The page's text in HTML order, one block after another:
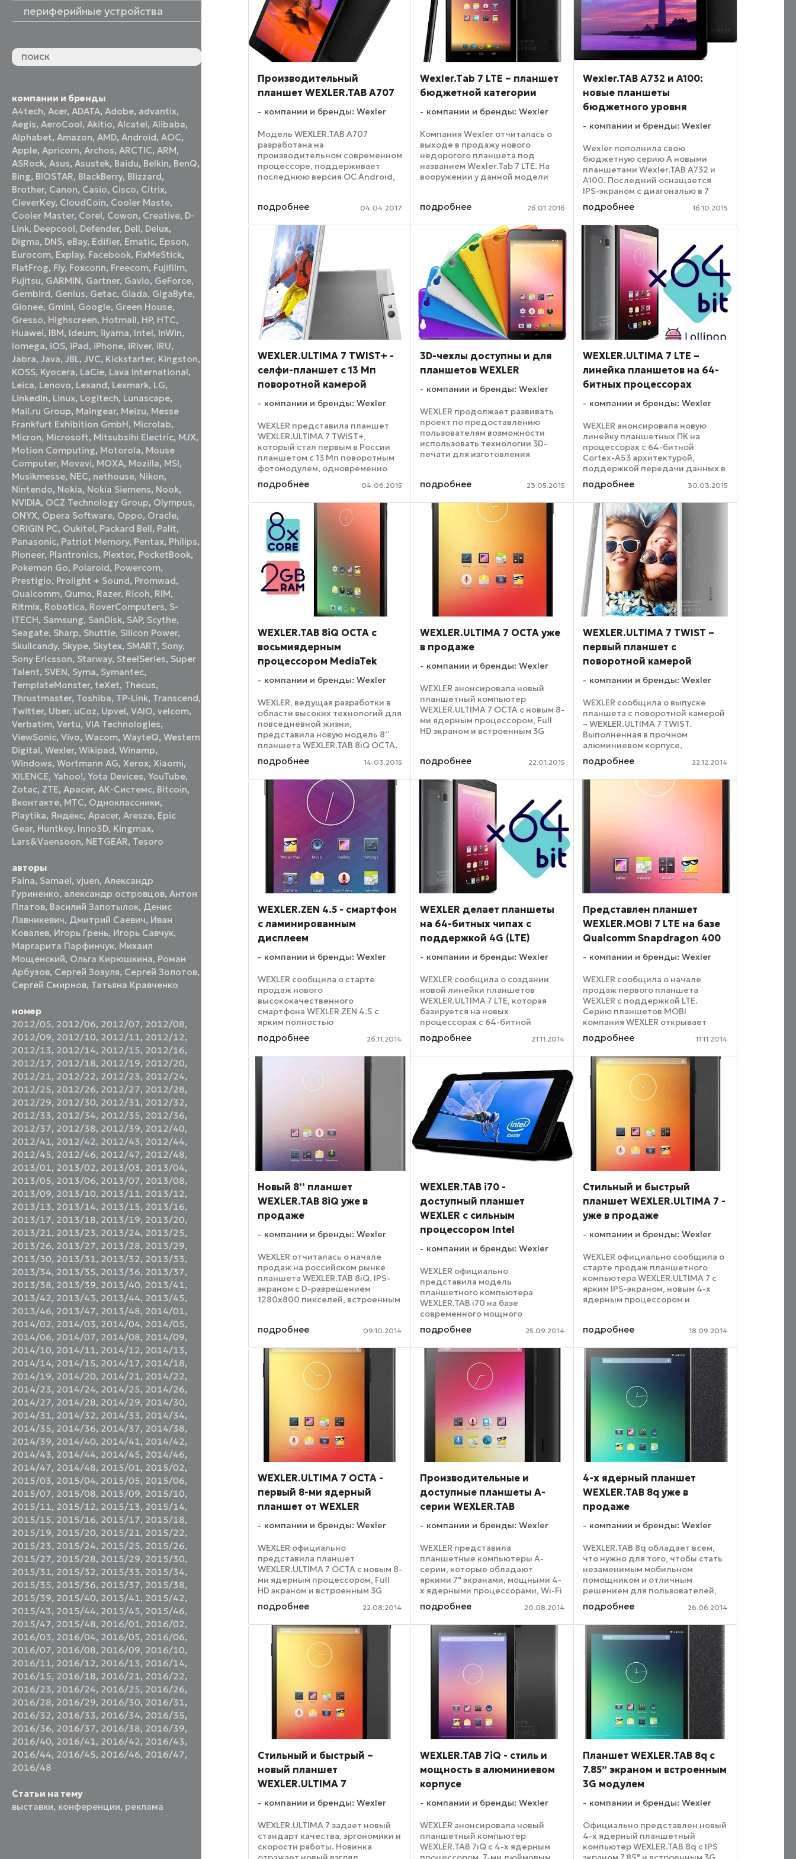
периферийные устройства
компании и бренды
A4tech,Acer,ADATA,Adobe, advantix,
Aegis,AeroCool,Akitio,Alcatel,Alibaba,
Alphabet,Amazon,AMD,Android,AOC,
Apple,Apricorn,Archos,ARCTIC,ARM,
ASRock,Asus,Asustek, Baidu, Belkin, BenQ,
Bing, BIOSTAR, BlackBerry, Blizzard,
Brother, Canon, Casio, Cisco, Citrix,
CleverKey, CloudCoin, Cooler Maste,
Cooler Master, Corel, Cowon, Creative, D-
Link, Deepcool, Defender, Dell, Delux,
Digma, DNS, eBay, Edifier, Ematic, Epson,
Eurocom, Explay, Facebook, FixMeStick,
FlatFrog, Fly, Foxconn, Freecom, Fujifilm,
Fujitsu, GARMIN, Gartner, Gavio, GeForce,
Gembird, Genius, Getac, Giada, GigaByte,
Gionee, Gmini, Google, Green House,
Gresso, Highscreen, Hotmail, HP, HTC,
Huawei, IBM, Ideum, iiyama, Intel, InWin,
Iomega, iOS, iPad, iPhone, iRiver, iRU,
Jabra,Java,JBL,JVC, Kickstarter, Kingston,
KOSS, Kyocera, LaCie, Lava International,
Leica, Lenovo, Lexand, Lexmark, LG,
LinkedIn, Linux, Logitech, Lunascape,
Mail.ru Group, Maingear, Meizu, Messe
Frankfurt Exhibition GmbH, Microlab,
Micron, Microsoft, Mitsubsihi Electric, MJX,
Motion Computing, Motorola, Mouse
Computer, Movavi, MOXA, Mozilla, MSI,
Musikmesse, NEC, nethouse, Nikon,
Nintendo, Nokia, Nokia Siemens, Nook,
NVIDIA, OCZ Technology Group, Olympus,
ONYX, Opera Software, Oppo, Oracle,
ORIGIN PC, Oukitel, Packard Bell, Palit,
Panasonic, Patriot Memory, Pentax, Philips,
Pioneer, Plantronics, Plextor, PocketBook,
Pokemon Go, Polaroid, Powercom,
Prestigio, Prolight + Sound, Promwad,
Qualcomm, Qumo, Razer, Ricoh, RIM,
Ritmix, Robotica, RoverComputers, S-
iTECH, Samsung, SanDisk, SAP, Scythe,
Seagate, Sharp, Shuttle, Silicon Power,
Skullcandy, Skype, Skytex, SMART, Sony,
Sony Ericsson, Starway, SteelSeries, Super
Talent, SVEN, Syma, Symantec,
TemplateMonster,teXet, Thecus,
Thrustmaster, Toshiba, TP-Link, Transcend,
Twitter, Uber, uCoz, Upvel,VAIO,velcom,
Verbatim,Vertu,VIA Technologies,
ViewSonic,Vivo,Wacom,WayteQ,Western
Digital,Wexler,Wikipad,Winamp,
Windows,Wortmann AG,Xerox,Xiaomi,
XILENCE,Yahoo!,Yota Devices,YouTube,
Zotac, ZTE,Аpacer,АК-Системс, Вitcoin,
Вконтакте, МТС, Одноклассники,
Playtika, Яндекс,Apacer,Aresze, Epic
Gear, Huntkey, Inno3D, Kingmax,
Lars&Vaensoon, NETGEAR, Tesoro
авторы
Faina, Samael,vjuen,Александр
Гуриненко, александр островцов,Антон
Платов, Василий Запотылок, Денис
Лавникевич, Дмитрий Саевич, Иван
Ковалев, Игорь Грень, Игорь Савчук,
Маргарита Парфинчук, Михаил
Мощенский, Ольга Кирюшкина, Роман
Арбузов, Сергей Зозуля, Сергей Золотов,
Сергей Смирнов, Татьяна Кравченко
номер
2012/05, 2012/06, 2012/07, 2012/08,
2012/09, 2012/10, 2012/11, 2012/12,
2012/13, 2012/14, 2012/15, 2012/16,
2012/17, 2012/18, 2012/19, 2012/20,
2012/21, 2012/22, 2012/23, 2012/24,
2012/25, 2012/26, 2012/27, 2012/28,
2012/29, 2012/30, 2012/31, 2012/32,
2012/33, 2012/34, 2012/35, 2012/36,
2012/37, 2012/38, 2012/39, 2012/40,
2012/41, 2012/42, 2012/43, 2012/44,
2012/45, 2012/46, 2012/47, 2012/48,
2013/01, 2013/02, 2013/03, 2013/04,
2013/05, 2013/06, 2013/07, 2013/08,
2013/09, 2013/10, 2013/11, 2013/12,
2013/13, 2013/14, 2013/15, 2013/16,
2013/17, 2013/18, 2013/19, 2013/20,
2013/21, 2013/23, 2013/24, 2013/25,
2013/26, 2013/27, 2013/28, 2013/29,
2013/30, 2013/31, 2013/32, 2013/33,
2013/34, 2013/35, 2013/36, 2013/37,
2013/38, 2013/39, 2013/40, 2013/41,
2013/42, 2013/43, 2013/44, 2013/45,
2013/46, 2013/47, 2013/48, 2014/01,
2014/02, 2014/03, 2014/04, 2014/05,
2014/06, 2014/07, 2014/08, 2014/09,
2014/10, 2014/11, 2014/12, 2014/13,
2014/14, 2014/15, 2014/17, 2014/18,
2014/19, 2014/20, 2014/21, 2014/22,
2014/23, 2014/24, 2014/25, 2014/26,
2014/27, 2014/28, 2014/29, 2014/30,
2014/31, 2014/32, 2014/33, 2014/34,
2014/35, 2014/36, 2014/37, 2014/38,
2014/39, 2014/40, 2014/41, 2014/42,
2014/43, 2014/44, 2014/45, 2014/46,
2014/47, 2014/48, 2015/01, 2015/02,
2015/03, 2015/04, 2015/05, 2015/06,
2015/07, 2015/08, 2015/09, 2015/10,
2015/11, 2015/12, 2015/13, 2015/14,
2015/15, 2015/16, 2015/17, 2015/18,
2015/19, 2015/20, 2015/21, 2015/22,
2015/23, 2015/24, 2015/25, 2015/26,
2015/27, 2015/28, 2015/29, 2015/30,
2015/31, 2015/32, 2015/33, 2015/34,
2015/35, 2015/36, 2015/37, 2015/38,
2015/39, 2015/40, 2015/41, 2015/42,
2015/43, 2015/44, 2015/45, 2015/46,
2015/47, 2015/48, 2016/01, 2016/02,
2016/03, 2016/04, 2016/05, 2016/06,
2016/07, 2016/08, 2016/09, 2016/10,
2016/11, 2016/12, 2016/13, 2016/14,
2016/15, 2016/18, 2016/21, 2016/22,
2016/23, 2016/24, 2016/25, 2016/26,
2016/28, 2016/29, 2016/30, 2016/31,
2016/32, 2016/33, 2016/34, 2016/35,
2016/36, 2016/37, 2016/38, 2016/39,
2016/40, 2016/41, 2016/42, 2016/43,
2016/44, 2016/45, 2016/46, 2016/47,
2016/48
Статьи на тему
выставки, конференции, реклама
Производительный
планшет WEXLER.TAB A707
компании и бренды: Wexler
Модель WEXLER.TAB A707
разработана на
производительном современном
процессоре, поддерживает
последнюю версия ОС Android,
видеозвонков и съемки фото и
производительным ...
подробнее 04.04.2017
Wexler.Tab 7 LTE – планшет
бюджетной категории
компании и бренды: Wexler
Компания Wexler отчиталась о
выходе в продажу нового
недорогого планшета под
названием Wexler.Tab 7 LTE. На
вооружении у данной модели
разрешение дисплея составляет
подробнее 26.01.2016
Wexler.TAB A732 и A100:
новые планшеты
бюджетного уровня
компании и бренды: Wexler
Wexler пополнила свою
бюджетную серию A новыми
планшетами Wexler.TAB A732 и
A100. Последний оснащается
IPS-экраном с диагональю в 7
дюймов, также планшет
обладает 1 Гб оперативной
памяти и 8 Гб памяти встроенной,
предназначенной для хранения
файлов. ...
подробнее 16.10.2015
WEXLER.ULTIMA 7 TWIST+ -
селфи-планшет с 13 Мп
поворотной камерой
компании и бренды: Wexler
WEXLER представила планшет
WEXLER.ULTIMA 7 TWIST+,
который стал первым в России
планшетом с 13 Мп поворотным
фотомодулем, одновременно
исполняющем роль как
фронтальной, так и основной
камеры. Если раньше
большинству активных
пользователей ...
подробнее 04.06.2015
3D-чехлы доступны и для
планшетов WEXLER
компании и бренды: Wexler
WEXLER продолжает развивать
проект по предоставлению
пользователям возможности
использовать технологии 3D-
печати для изготовления
апреле текущего года с чехла
подробнее 23.05.2015
WEXLER.ULTIMA 7 LTE –
линейка планшетов на 64-
битных процессорах
компании и бренды: Wexler
WEXLER анонсировала новую
линейку планшетных ПК на
процессорах с 64-битной
Cortex-A53 архитектурой,
поддержкой передачи данных в
сетях 4G (LTE) и новой версией
OS Android 5.0 Lollipop. Впервые
модель была представлена в
марте этого года на ежегодной ...
подробнее 30.03.2015
WEXLER.TAB 8iQ OCTA с
восьмиядерным
процессором MediaTek
компании и бренды: Wexler
WEXLER, ведущая разработки в
области высоких технологий для
повседневной жизни,
представила новую модель 8’’
планшета WEXLER.TAB 8iQ OCTA.
Новинка была впервые
анонсирована на стенде WEXLER
2 марта в рамках ежегодной
международной выставке Mobile
...
подробнее 14.03.2015
WEXLER.ULTIMA 7 OCTA уже
в продаже
компании и бренды: Wexler
WEXLER анонсировала новый
планшетный компьютер
WEXLER.ULTIMA 7 OCTA с новым 8-
ми ядерным процессором, Full
HD экраном и встроенным 3G
2 Гб оперативной памяти,
подробнее 22.01.2015
WEXLER.ULTIMA 7 TWIST –
первый планшет с
поворотной камерой
компании и бренды: Wexler
WEXLER сообщила о выпуске
планшета с поворотной камерой
– WEXLER.ULTIMA 7 TWIST.
Выполненная в прочном
алюминиевом корпусе,
WEXLER.ULTIMA 7 TWIST обладает
ярким IPS экраном, 4-х ядерным
процессором MediaTek,
встроенным 3G модулем с
поддержкой 2-х ...
подробнее 22.12.2014
WEXLER.ZEN 4.5 - смартфон
с ламинированным
дисплеем
компании и бренды: Wexler
WEXLER сообщила о старте
продаж нового
высококачественного
смартфона WEXLER ZEN 4.5 с
ярким полностью
ламинированным IPS-экраном
диагональю 4,5 дюйма, мощным
четырехъядерным
встроенными камерами и
поддержкой двух активных ...
подробнее 26.11.2014
WEXLER делает планшеты
на 64-битных чипах с
поддержкой 4G (LTE)
компании и бренды: Wexler
WEXLER сообщила о создании
новой линейки планшетов
WEXLER.ULTIMA 7 LTE, которая
базируется на новых
процессорах с 64-битной
Cortex-A53 архитектурой от
MEDIATEK. Частота нового 64-
разрядного процессора
линейке будут ...
подробнее 21.11.2014
Представлен планшет
WEXLER.MOBI 7 LTE на базе
Qualcomm Snapdragon 400
компании и бренды: Wexler
WEXLER сообщила о начале
продаж первого планшета
WEXLER с поддержкой LTE.
Серию планшетов MOBI
компания WEXLER открывает
моделью WEXLER.MOBI 7 LTE,
оснащенной
высокопроизводительным
процессором Qualcomm
Snapdragon 400. Новинка
характеризуется ...
подробнее 11.11.2014
Новый 8’’ планшет
WEXLER.TAB 8iQ уже в
продаже
компании и бренды: Wexler
WEXLER отчиталась о начале
продаж на российском рынке
планшета WEXLER.TAB 8iQ, IPS-
экраном с D-разрешением
1280x800 пикселей, встроенным
батареей и алюминиевым
позволяющая ...
подробнее 09.10.2014
WEXLER.TAB i70 -
доступный планшет
WEXLER с сильным
процессором Intel
компании и бренды: Wexler
WEXLER официально
представила модель
планшетного компьютера
WEXLER.TAB i70 на базе
современного мощного
процессора Intel. Выпуск нового
устройства стал возможен
благодаря продолжению
продуктивного сотрудничества
WEXLER с корпорацией Intel.
Используя ...
подробнее 25.09.2014
Стильный и быстрый
планшет WEXLER.ULTIMA 7 -
уже в продаже
компании и бренды: Wexler
WEXLER официально сообщила о
старте продаж планшетного
компьютера WEXLER.ULTIMA 7 с
ярким IPS-экраном, новым 4-х
ядерным процессором и
новинки обеспечит хорошую
подробнее 18.09.2014
WEXLER.ULTIMA 7 OCTA -
первый 8-ми ядерный
планшет от WEXLER
компании и бренды: Wexler
WEXLER официально
представила планшет
WEXLER.ULTIMA 7 OCTA с новым 8-
ми ядерным процессором, Full
HD экраном и встроенным 3G
модулем. Мощный 4-х ядерный
видеопроцессор, две SIM-карты,
2 Гб оперативной памяти,
увеличенный срок работы без
подзарядки, ...
подробнее 22.08.2014
Производительные и
доступные планшеты А-
серии WEXLER.TAB
компании и бренды: Wexler
WEXLER представила
планшетные компьютеры А-
серии, которые обладают
яркими 7" экранами, мощными 4-
х ядерными процессорами, Wi-Fi
модулем, 3G с поддержкой 2-х
SIM-карт, актуальной версией ОС
Android и доступны по
привлекательной цене. Модели
подробнее 20.08.2014
4-х ядерный планшет
WEXLER.TAB 8q уже в
продаже
компании и бренды: Wexler
WEXLER.TAB 8q обладает всем,
что нужно для того, чтобы стать
незаменимым мобильном
помощником и отличным
решением для пользователей,
которым важно оптимальное
соотношение цены и качества.
Планшет отлично сочетает в
себе мощную аппаратную
платформу, ...
подробнее 26.06.2014
Стильный и быстрый –
новый планшет
WEXLER.ULTIMA 7
компании и бренды: Wexler
WEXLER.ULTIMA 7 задает новый
стандарт качества, эргономики и
скорости работы. Новинка
WEXLER.TAB 7iQ - стиль и
мощность в алюминиевом
корпусе
компании и бренды: Wexler
WEXLER анонсировала новый
планшетный компьютер
WEXLER.TAB 7iQ с 4-х ядерным
Планшет WEXLER.TAB 8q с
7.85” экраном и встроенным
3G модулем
компании и бренды: Wexler
Официально представлен новый
4-х ядерный планшетный
компьютер WEXLER.TAB 8q с IPS